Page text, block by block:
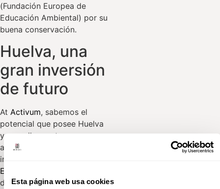
Esta página web usa cookies
(Fundación Europea de
Educación Ambiental) por su
buena conservación.
Huelva, una
gran inversión
de futuro
At Activum, sabemos el
potencial que posee Huelva
y, por ello, contamos con una
amplia cartera de oferta
inmobiliaria en la
ESURI
de Portugal. Se trata de un